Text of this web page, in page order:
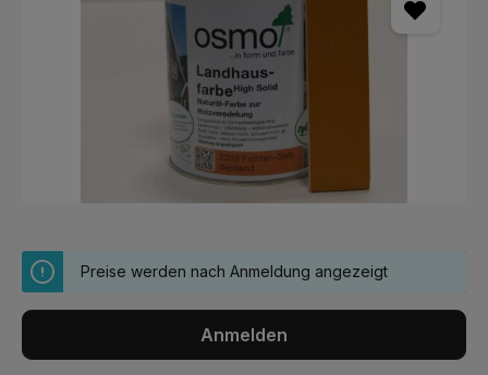
Preise werden nach Anmeldung angezeigt
Anmelden